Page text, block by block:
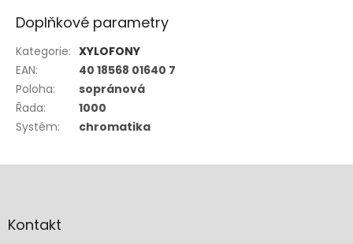
Doplňkové parametry
Kategorie: XYLOFONY
EAN:
40 18568 01640 7
Poloha:
sopránová
Řada:
1000
Systém: chromatika
aKontakt